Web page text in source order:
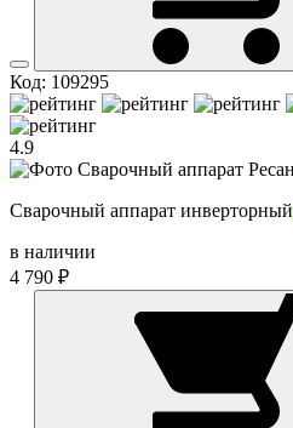
Код: 109295
4.9
Сварочный аппарат инверторный
в наличии
4 790 ₽